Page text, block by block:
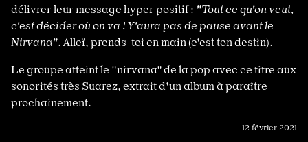
délivrer leur message hyper positif : "Tout ce qu'on veut,
c'est décider où on va ! Y'aura pas de pause avant le
Nirvana". Alleï, prends-toi en main (c'est ton destin).
Le groupe atteint le "nirvana" de la pop avec ce titre aux
sonorités très Suarez, extrait d'un album à paraître
prochainement.
— 12 février 2021